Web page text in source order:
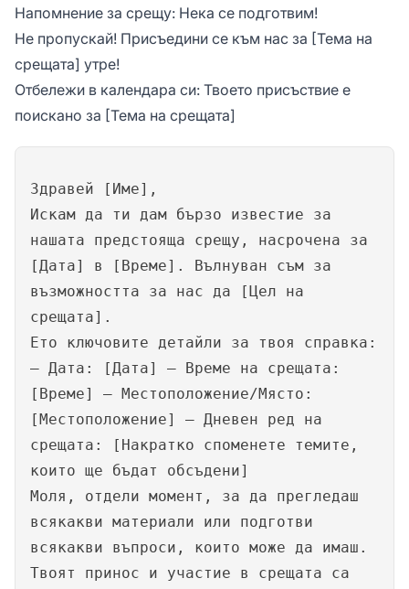
Напомнение за срещу: Нека се подготвим!
Не пропускай! Присъедини се към нас за [Тема на
срещата] утре!
Отбележи в календара си: Твоето присъствие е
поискано за [Тема на срещата]
Здравей [Име],
Искам да ти дам бързо известие за
нашата предстояща срещу, насрочена за
[Дата] в [Време]. Вълнуван съм за
възможността за нас да [Цел на
срещата].
Ето ключовите детайли за твоя справка:
– Дата: [Дата] – Време на срещата:
[Време] – Местоположение/Място:
[Местоположение] – Дневен ред на
срещата: [Накратко споменете темите,
които ще бъдат обсъдени]
Моля, отдели момент, за да прегледаш
всякакви материали или подготви
всякакви въпроси, които може да имаш.
Твоят принос и участие в срещата са